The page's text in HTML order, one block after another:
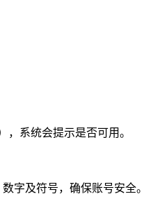
，系统会提示是否可用。
字及符号，确保账号安全。